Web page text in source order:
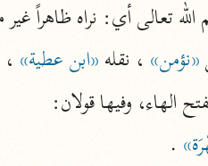
فخر الدين الرازي
نحو ٢٤ مجلدًا
تعالى أي: نراه ظاهراً
«نؤمن» ، نقله «ابن عطية»
الهاء، وفيها قولان:
.